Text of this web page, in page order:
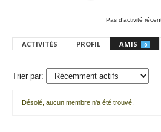
Pas d’activité
ACTIVITÉS PROFIL AMIS 0
Trier par:
Désolé, aucun membre n'a été trouvé.